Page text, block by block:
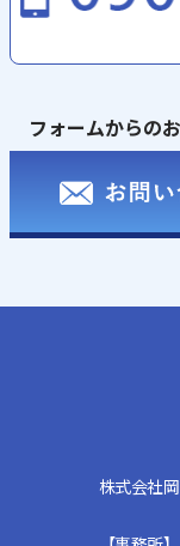
フォームからの
株式会社